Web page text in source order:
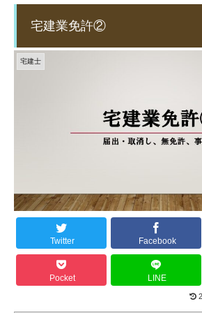
宅建業免許②
宅建士
Twitter Facebook
Pocket LINE